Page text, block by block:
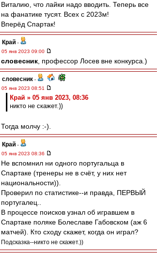
Виталию, что лайки надо вводить. Теперь все
на фанатике тусят. Всех с 2023м!
Вперёд Спартак!
Край -
05 янв 2023 09:00
словесник , профессор Лосев вне конкурса.)
словесник -
05 янв 2023 08:51
Край » 05 янв 2023, 08:36
никто не скажет.))
Тогда молчу :-).
Край -
05 янв 2023 08:36
Не вспомнил ни одного португальца в
Спартаке (тренеры не в счёт, у них нет
национальности)).
Проверил по статистике--и правда, ПЕРВЫЙ
португалец..
В процессе поисков узнал об игравшем в
Спартаке поляке Болеславе Габовском (аж 6
матчей). Кто сходу скажет, когда он играл?
Подсказка--никто не скажет.))